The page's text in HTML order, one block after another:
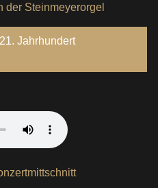
der Steinmeyerorgel
Jahrhundert